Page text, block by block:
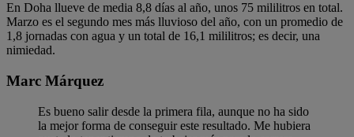
En Doha llueve de media 8,8 días al año, unos 75 mililitros en total.
Marzo es el segundo mes más lluvioso del año, con un promedio de
1,8 jornadas con agua y un total de 16,1 mililitros; es decir, una
nimiedad.
Marc Márquez
Es bueno salir desde la primera fila, aunque no ha sido
la mejor forma de conseguir este resultado. Me hubiera